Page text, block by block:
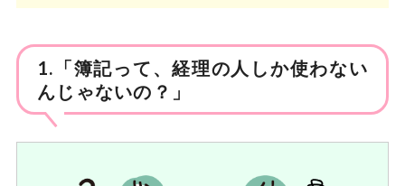
1.「簿記って、経理の人しか使わない
んじゃないの？」